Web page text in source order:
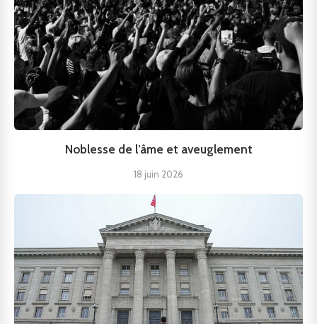
Noblesse de l’âme et aveuglement
18 juin 2026